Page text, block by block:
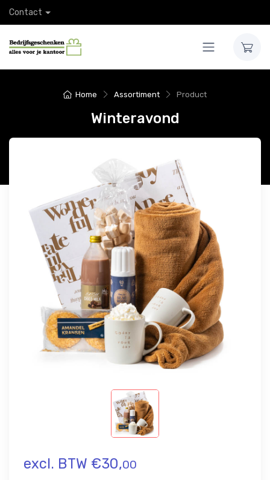
Contact
Home Assortiment Product
Winteravond
excl. BTW €30,00